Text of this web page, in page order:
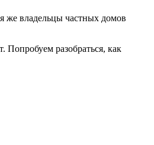
же владельцы частных домов
Попробуем разобраться, как